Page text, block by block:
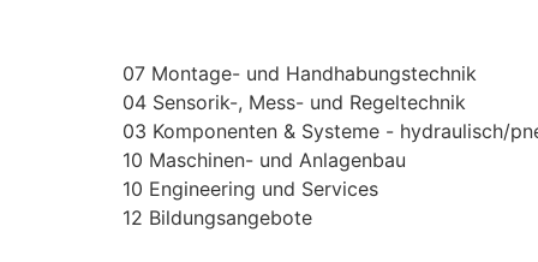
07 Montage- und Handhabungstechnik
04 Sensorik-, Mess- und Regeltechnik
03 Komponenten & Systeme - hydraulisch/
10 Maschinen- und Anlagenbau
10 Engineering und Services
12 Bildungsangebote